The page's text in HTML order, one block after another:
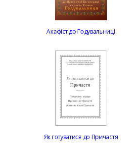
Акафіст до Годувальниці
Як готуватися до Причастя